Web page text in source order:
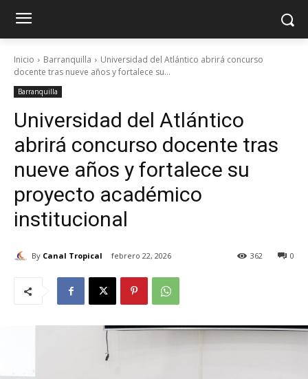
Inicio Barranquilla
Universidad del Atlántico abrirá concurso
docente tras nueve años y fortalece su...
Barranquilla
Universidad del Atlántico
abrirá concurso docente tras
nueve años y fortalece su
proyecto académico
institucional
By Canal Tropical febrero 22, 2026 0
362